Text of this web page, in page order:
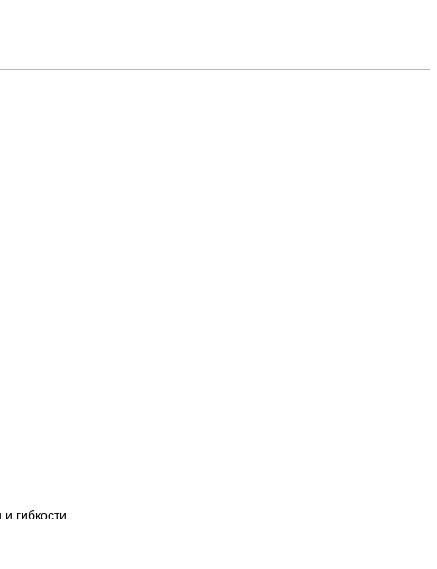
гибкости.